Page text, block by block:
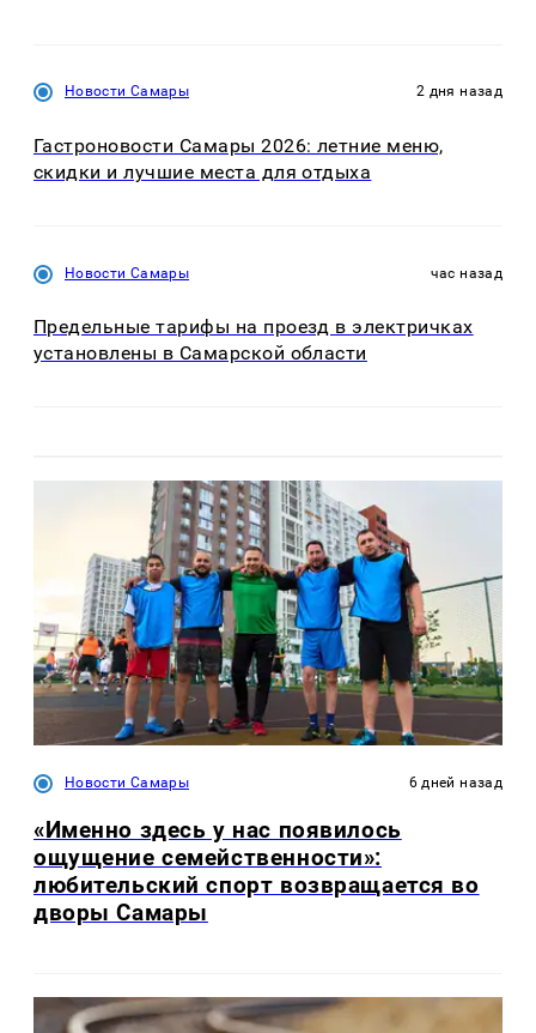
Новости Самары 2 дня назад
Гастроновости Самары 2026: летние меню,
скидки и лучшие места для отдыха
Новости Самары час назад
Предельные тарифы на проезд в электричках
установлены в Самарской области
Новости Самары 6 дней назад
«Именно здесь у нас появилось
ощущение семейственности»:
любительский спорт возвращается во
дворы Самары